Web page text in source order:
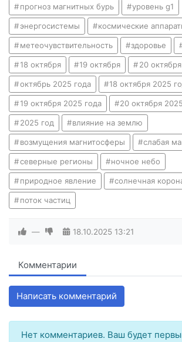
прогноз магнитных бурь уровень g1
энергосистемы космические
метеочувствительность здоровье
18 октября 19 октября 20 октября
октябрь 2025 года 18 октября 2025
19 октября 2025 года 20 октября
2025 год влияние на землю
возмущения магнитосферы слабая
северные регионы ночное небо
природное явление солнечная
поток частиц
— 18.10.2025 13:21
Комментарии
Написать комментарий
Нет комментариев. Ваш будет